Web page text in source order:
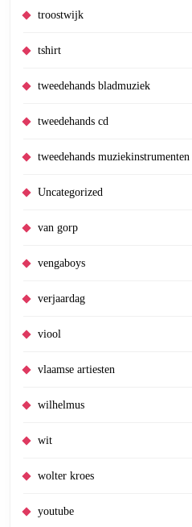
troostwijk
tshirt
tweedehands bladmuziek
tweedehands cd
tweedehands muziekinstrumenten
Uncategorized
van gorp
vengaboys
verjaardag
viool
vlaamse artiesten
wilhelmus
wit
wolter kroes
youtube